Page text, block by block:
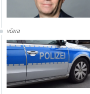
včera